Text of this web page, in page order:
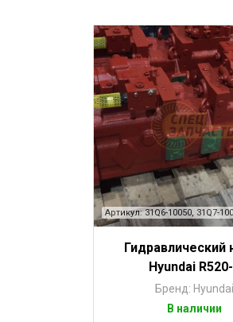
Артикул: 31Q6-10050, 31Q7-
Гидравлический
Hyundai
Бренд: Hyundai
В наличии